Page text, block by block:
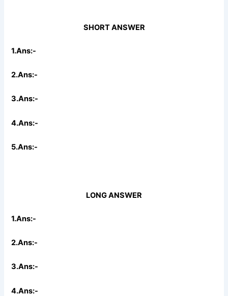
SHORT ANSWER
1.Ans:-
2.Ans:-
3.Ans:-
4.Ans:-
5.Ans:-
LONG ANSWER
1.Ans:-
2.Ans:-
3.Ans:-
4.Ans:-